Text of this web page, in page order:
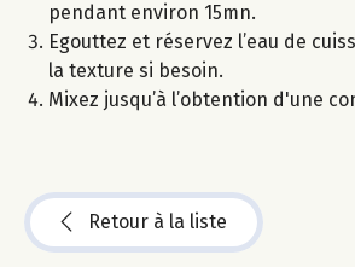
pendant environ 15mn.
Egouttez et réservez l’eau de
la texture si besoin.
Mixez jusqu’à l’obtention d'une
Retour à la liste